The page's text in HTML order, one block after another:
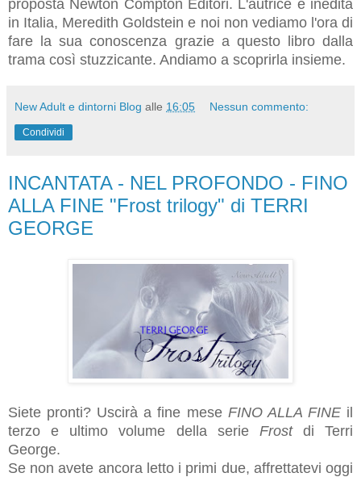
proposta Newton Compton Editori. L'autrice è inedita
in Italia, Meredith Goldstein e noi non vediamo l'ora di
fare la sua conoscenza grazie a questo libro dalla
trama così stuzzicante. Andiamo a scoprirla insieme.
New Adult e dintorni Blog alle 16:05 Nessun commento:
Condividi
INCANTATA - NEL PROFONDO - FINO
ALLA FINE "Frost trilogy" di TERRI
GEORGE
Siete pronti? Uscirà a fine mese FINO ALLA FINE il
terzo e ultimo volume della serie Frostdi Terri
George.
Se non avete ancora letto i primi due, affrettatevi oggi